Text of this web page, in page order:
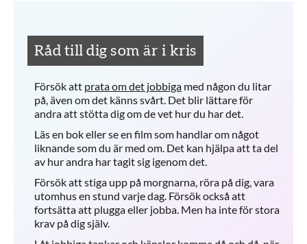
Råd till dig som är i kris
Försök att prata om det jobbiga med någon du litar
på, även om det känns svårt. Det blir lättare för
andra att stötta dig om de vet hur du har det.
Läs en bok eller se en film som handlar om något
liknande som du är med om. Det kan hjälpa att ta del
av hur andra har tagit sig igenom det.
Försök att stiga upp på morgnarna, röra på dig, vara
utomhus en stund varje dag. Försök också att
fortsätta att plugga eller jobba. Men ha inte för stora
krav på dig själv.